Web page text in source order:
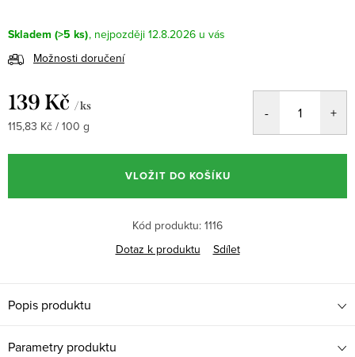
Skladem (>5 ks)
12.8.2026
Možnosti doručení
139 Kč / ks
Měrná
115,83 Kč / 100 g
VLOŽIT DO KOŠÍKU
Kód produktu: 1116
Dotaz k produktu
Sdílet
Popis produktu
Parametry produktu